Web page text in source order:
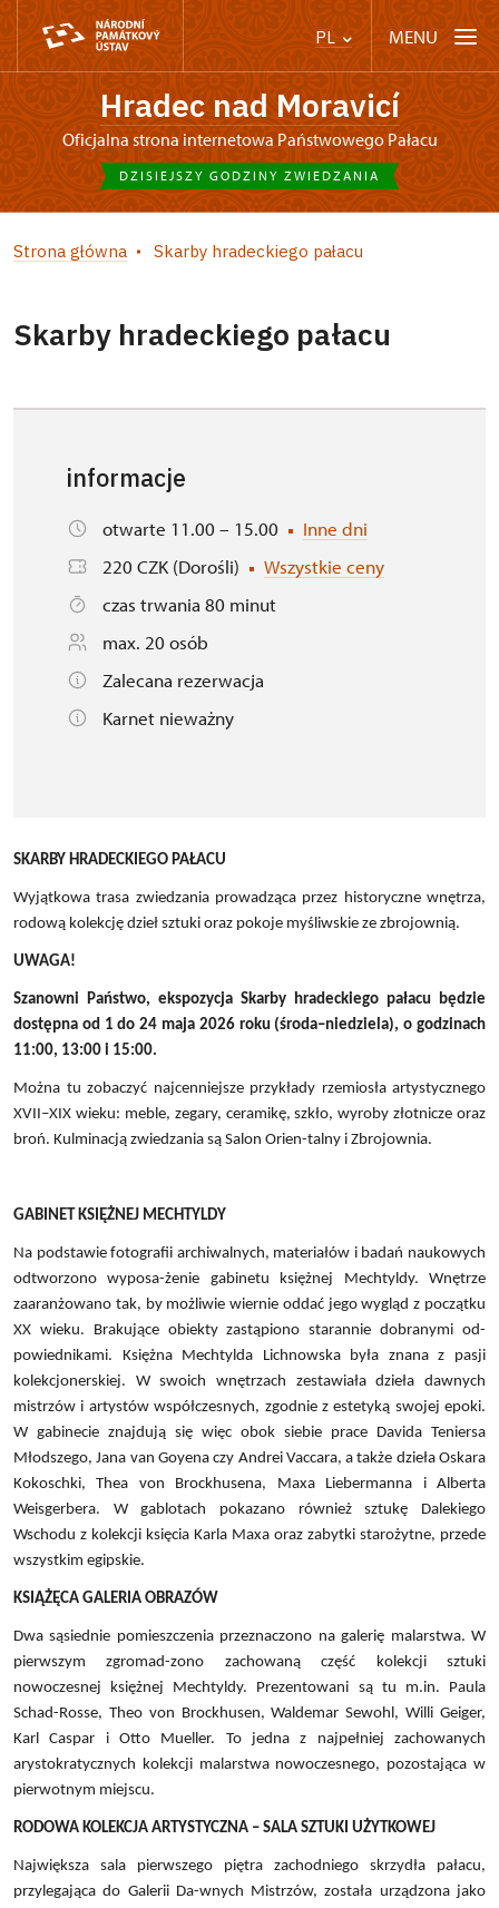
PL MENU
Hradec nad Moravicí
Oficjalna strona internetowa Państwowego Pałacu
DZISIEJSZY GODZINY ZWIEDZANIA
Strona główna Skarby hradeckiego pałacu
Skarby hradeckiego pałacu
informacje
otwarte 11.00 – 15.00
Inne dni
220 CZK (Dorośli)
Wszystkie ceny
czas trwania 80 minut
max. 20 osób
Zalecana rezerwacja
Karnet nieważny
SKARBY HRADECKIEGO PAŁACU
Wyjątkowa trasa zwiedzania prowadząca przez historyczne wnętrza,
rodową kolekcję dzieł sztuki oraz pokoje myśliwskie ze zbrojownią.
UWAGA!
Szanowni Państwo, ekspozycja Skarby hradeckiego pałacu będzie
dostępna od 1 do 24 maja 2026 roku (środa–niedziela), o godzinach
11:00, 13:00 i 15:00.
Można tu zobaczyć najcenniejsze przykłady rzemiosła artystycznego
XVII–XIX wieku: meble, zegary, ceramikę, szkło, wyroby złotnicze oraz
broń. Kulminacją zwiedzania są Salon Orien-talny i Zbrojownia.
GABINET KSIĘŻNEJ MECHTYLDY
Na podstawie fotografii archiwalnych, materiałów i badań naukowych
odtworzono wyposa-żenie gabinetu księżnej Mechtyldy. Wnętrze
zaaranżowano tak, by możliwie wiernie oddać jego wygląd z początku
XX wieku. Brakujące obiekty zastąpiono starannie dobranymi od-
powiednikami. Księżna Mechtylda Lichnowska była znana z pasji
kolekcjonerskiej. W swoich wnętrzach zestawiała dzieła dawnych
mistrzów i artystów współczesnych, zgodnie z estetyką swojej epoki.
W gabinecie znajdują się więc obok siebie prace Davida Teniersa
Młodszego, Jana van Goyena czy Andrei Vaccara, a także dzieła Oskara
Kokoschki, Thea von Brockhusena, Maxa Liebermanna i Alberta
Weisgerbera. W gablotach pokazano również sztukę Dalekiego
Wschodu z kolekcji księcia Karla Maxa oraz zabytki starożytne, przede
wszystkim egipskie.
KSIĄŻĘCA GALERIA OBRAZÓW
Dwa sąsiednie pomieszczenia przeznaczono na galerię malarstwa. W
pierwszym zgromad-zono zachowaną część kolekcji sztuki
nowoczesnej księżnej Mechtyldy. Prezentowani są tu m.in. Paula
Schad-Rosse, Theo von Brockhusen, Waldemar Sewohl, Willi Geiger,
Karl Caspar i Otto Mueller. To jedna z najpełniej zachowanych
arystokratycznych kolekcji malarstwa nowoczesnego, pozostająca w
pierwotnym miejscu.
RODOWA KOLEKCJA ARTYSTYCZNA – SALA SZTUKI UŻYTKOWEJ
Największa sala pierwszego piętra zachodniego skrzydła pałacu,
przylegająca do Galerii Da-wnych Mistrzów, została urządzona jako